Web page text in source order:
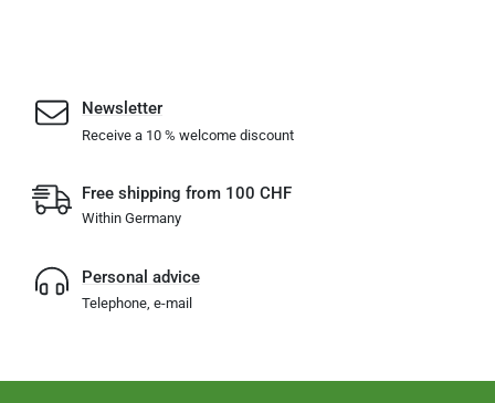
Newsletter
Receive a 10 % welcome discount
Free shipping from 100 CHF
Within Germany
Personal advice
Telephone, e-mail